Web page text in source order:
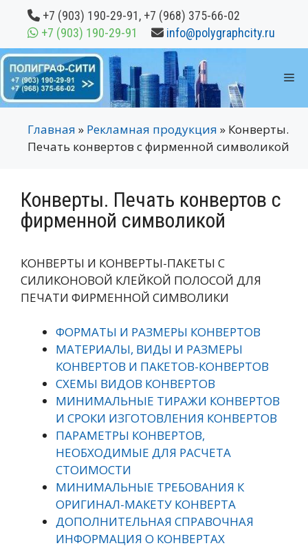
Перейти
содержимому
+7 (903) 190-29-91, +7 (968) 375-66-02
+7 (903) 190-29-91
info@polygraphcity.ru
Главная » Рекламная продукция » Конверты.
Печать конвертов с фирменной символикой
Конверты. Печать конвертов с
фирменной символикой
КОНВЕРТЫ И КОНВЕРТЫ-ПАКЕТЫ С
СИЛИКОНОВОЙ КЛЕЙКОЙ ПОЛОСОЙ ДЛЯ
ПЕЧАТИ ФИРМЕННОЙ СИМВОЛИКИ
ФОРМАТЫ И РАЗМЕРЫ КОНВЕРТОВ
МАТЕРИАЛЫ, ВИДЫ И РАЗМЕРЫ
КОНВЕРТОВ И ПАКЕТОВ-КОНВЕРТОВ
СХЕМЫ ВИДОВ КОНВЕРТОВ
МИНИМАЛЬНЫЕ ТИРАЖИ КОНВЕРТОВ
И СРОКИ ИЗГОТОВЛЕНИЯ КОНВЕРТОВ
ПАРАМЕТРЫ КОНВЕРТОВ,
НЕОБХОДИМЫЕ ДЛЯ РАСЧЕТА
СТОИМОСТИ
МИНИМАЛЬНЫЕ ТРЕБОВАНИЯ К
ОРИГИНАЛ-МАКЕТУ КОНВЕРТА
ДОПОЛНИТЕЛЬНАЯ СПРАВОЧНАЯ
ИНФОРМАЦИЯ О КОНВЕРТАХ